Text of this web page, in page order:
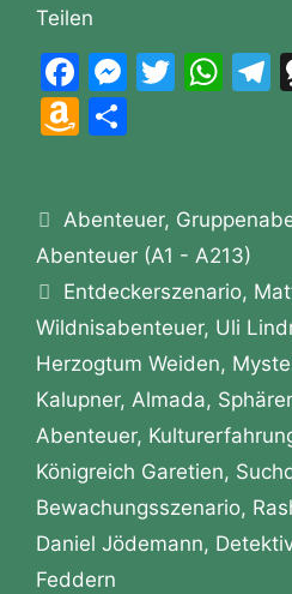
Teilen
F
a
c
b
o
o
k
M
e
n
g
er
T
W
A
p
p
a
A
z
o
n
W
is
h
Li
st
n
Kategorien
Abenteuer,
Abenteuer (A1 - A213)
Schlagwörter
Entdeckerszenario,
Wildnisabenteuer, Uli
Herzogtum Weiden,
Kalupner, Almada,
Abenteuer,
Königreich Garetien,
Bewachungsszenario,
Daniel Jödemann,
Feddern